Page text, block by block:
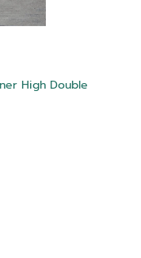
High Double